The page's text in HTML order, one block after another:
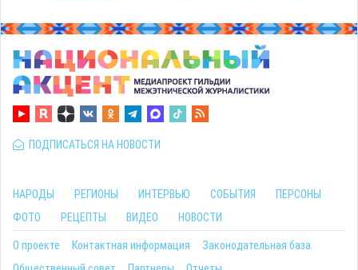
ПОДПИСАТЬСЯ НА НОВОСТИ
НАРОДЫ РЕГИОНЫ ИНТЕРВЬЮ СОБЫТИЯ
ПЕРСОНЫ
ФОТО
РЕЦЕПТЫ ВИДЕО НОВОСТИ
О проекте Контактная информация
Законодательная база